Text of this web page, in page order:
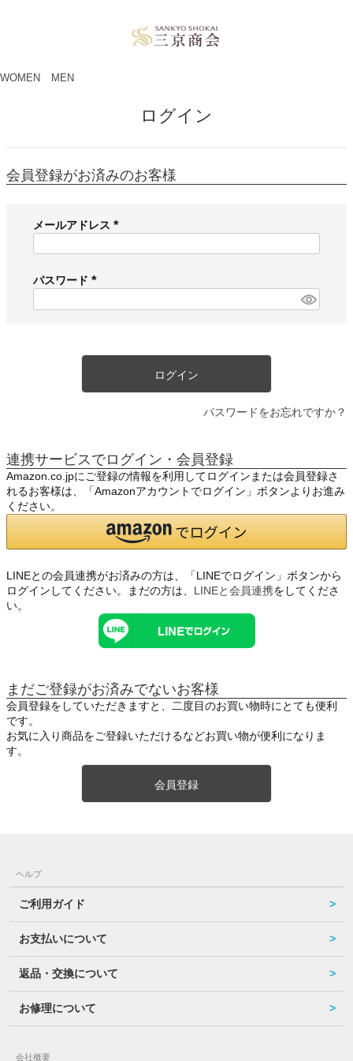
WOMEN MEN
ログイン
会員登録がお済みのお客様
メールアドレス
必
)
パスワード
必
ログイン
パスワードをお忘れですか？
連携サービスでログイン・会員登録
Amazon.co.jpにご登録の情報を利用してログインまたは会員登録さ
れるお客様は、「Amazonアカウントでログイン」ボタンよりお進み
ください。
LINEとの会員連携がお済みの方は、「LINEでログイン」ボタンから
ログインしてください。まだの方は、 LINEと会員連携をしてくださ
い。
まだご登録がお済みでないお客様
会員登録をしていただきますと、二度目のお買い物時にとても便利
です。
お気に入り商品をご登録いただけるなどお買い物が便利になりま
す。
会員登録
ヘルプ
ご利用ガイド
お支払いについて
返品・交換について
お修理について
会社概要